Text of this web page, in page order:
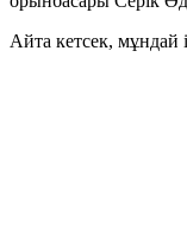
Айта кетсек, мұндай